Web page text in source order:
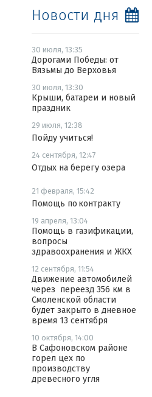
Новости дня
30 июля, 13:35
Дорогами Победы: от
Вязьмы до Верховья
30 июля, 13:30
Крыши, батареи и новый
праздник
29 июля, 12:38
Пойду учиться!
24 сентября, 12:47
Отдых на берегу озера
21 февраля, 15:42
Помощь по контракту
19 апреля, 13:04
Помощь в газификации,
вопросы
здравоохранения и ЖКХ
12 сентября, 11:54
Движение автомобилей
через переезд 356 км в
Смоленской области
будет закрыто в дневное
время 13 сентября
10 октября, 14:00
В Сафоновском районе
горел цех по
производству
древесного угля